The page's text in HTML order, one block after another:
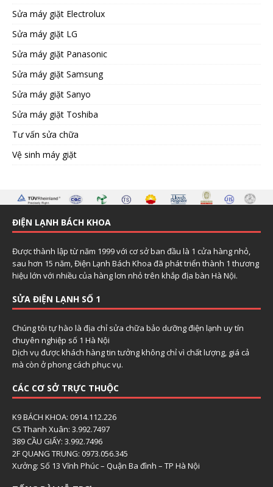
Sửa máy giặt Electrolux
Sửa máy giặt LG
Sửa máy giặt Panasonic
Sửa máy giặt Samsung
Sửa máy giặt Sanyo
Sửa máy giặt Toshiba
Tư vấn sửa chữa
Vệ sinh máy giặt
ĐIỆN LẠNH BÁCH KHOA
Được thành lập từ năm 1999 với cơ sở ban đầu là 1 cửa hàng nhỏ,
sau hơn 15 năm, Điện Lạnh Bách Khoa đã phát triển thành 1 thương
hiệu lớn với nhiều của hàng lơn nhỏ trên khắp địa bàn Hà Nội.
SỬA ĐIỆN LẠNH SỐ 1
Chúng tôi tự hào là địa chỉ sửa chữa bảo dưỡng điện lạnh uy tín
chuyên nghiệp số 1 Hà Nội
Dịch vụ được khách hàng tin tưởng không chỉ vì chất lượng, giá cả
mà còn ở phong cách phục vụ.
CÁC CƠ SỞ TRỰC THUỘC
K9 BÁCH KHOA: 0914.112.226
C5 Thanh Xuân: 3.992.7497
389 CẦU GIẤY: 3.992.7496
2F QUANG TRUNG: 0973.056.345
Xưởng: Số 13 Vĩnh Phúc – Quận Ba đình – TP Hà Nội